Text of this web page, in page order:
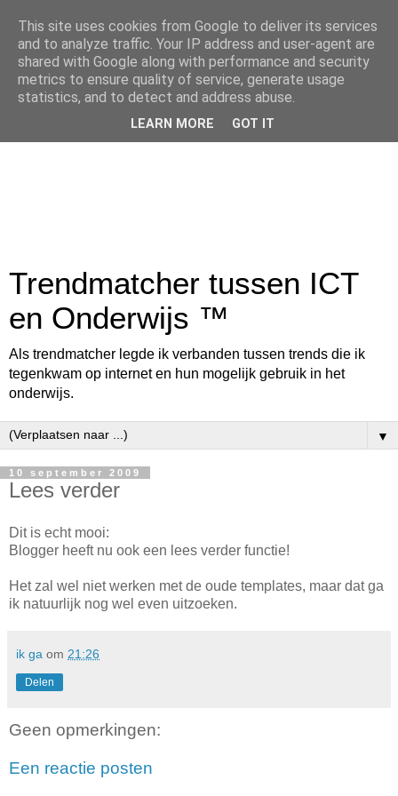
Trendmatcher tussen ICT
en Onderwijs ™
Als trendmatcher legde ik verbanden tussen trends die ik
tegenkwam op internet en hun mogelijk gebruik in het
onderwijs.
▼
10 september 2009
Lees verder
Dit is echt mooi:
Blogger heeft nu ook een lees verder functie!
Het zal wel niet werken met de oude templates, maar dat ga
ik natuurlijk nog wel even uitzoeken.
ik ga om 21:26
Delen
Geen opmerkingen:
Een reactie posten
This site uses cookies from Google to deliver its services
and to analyze traffic. Your IP address and user-agent are
shared with Google along with performance and security
metrics to ensure quality of service, generate usage
statistics, and to detect and address abuse.
LEARN MORE GOT IT